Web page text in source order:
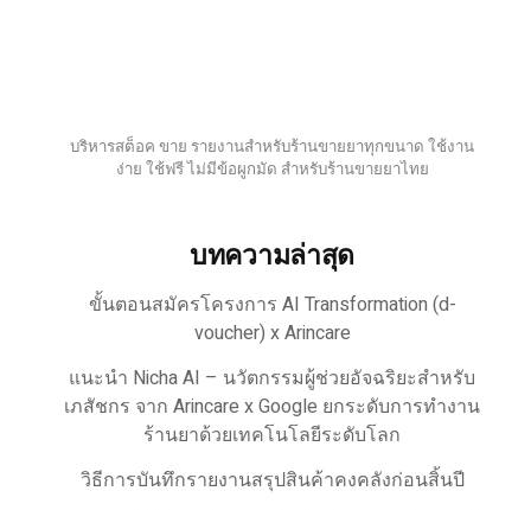
บริหารสต็อค ขาย รายงานสำหรับร้านขายยาทุกขนาด ใช้งาน
ง่าย ใช้ฟรี ไม่มีข้อผูกมัด สำหรับร้านขายยาไทย
บทความล่าสุด
ขั้นตอนสมัครโครงการ AI Transformation (d-
voucher) x Arincare
แนะนำ Nicha AI – นวัตกรรมผู้ช่วยอัจฉริยะสำหรับ
เภสัชกร จาก Arincare x Google ยกระดับการทำงาน
ร้านยาด้วยเทคโนโลยีระดับโลก
วิธีการบันทึกรายงานสรุปสินค้าคงคลังก่อนสิ้นปี